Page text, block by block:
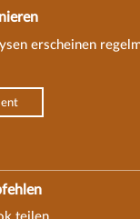
erscheinen